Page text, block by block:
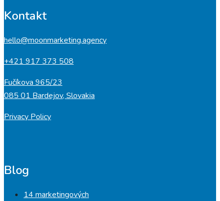
Kontakt
hello@moonmarketing.agency
+421 917 373 508
Fučíkova 965/23
085 01 Bardejov, Slovakia
Privacy Policy
Blog
14 marketingových